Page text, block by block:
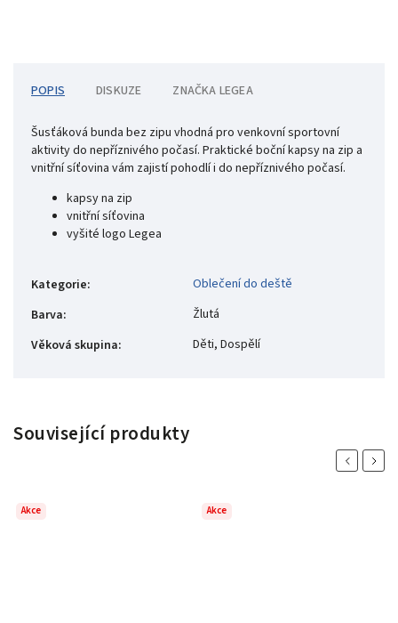
POPIS DISKUZE ZNAČKA LEGEA
Šusťáková bunda bez zipu vhodná pro venkovní sportovní
aktivity do nepříznivého počasí. Praktické boční kapsy na zip a
vnitřní síťovina vám zajistí pohodlí i do nepříznivého počasí.
kapsy na zip
vnitřní síťovina
vyšité logo Legea
Kategorie:
Oblečení do deště
Barva:
Žlutá
Věková skupina: Děti, Dospělí
Související produkty
Previous
Akce Akce
Next